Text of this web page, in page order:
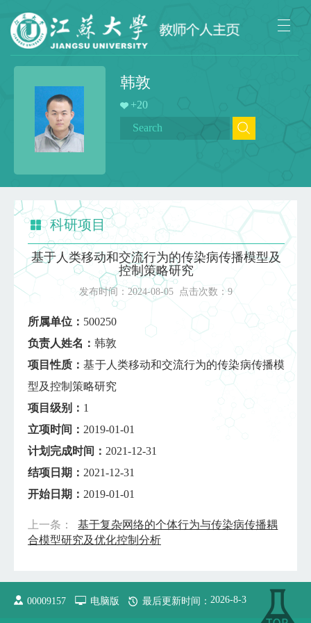
韩敦
+20
科研项目
基于人类移动和交流行为的传染病传播模型及
控制策略研究
发布时间：2024-08-05 点击次数：9
所属单位： 500250
负责人姓名： 韩敦
项目性质：基于人类移动和交流行为的传染病传播模
型及控制策略研究
项目级别： 1
立项时间： 2019-01-01
计划完成时间： 2021-12-31
结项日期： 2021-12-31
开始日期： 2019-01-01
上一条：
基于复杂网络的个体行为与传染病传播耦
合模型研究及优化控制分析
00009157 电脑版 最后更新时间： 2026-8-3